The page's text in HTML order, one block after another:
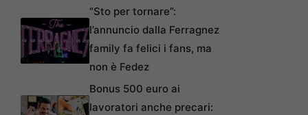
“Sto per tornare”:
l’annuncio dalla Ferragnez
family fa felici i fans, ma
non è Fedez
Bonus 500 euro ai
lavoratori anche precari: